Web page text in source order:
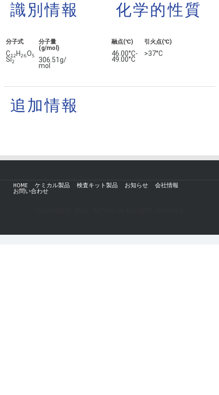
識別情報
分子式
C12 H26O5
Si2
分子量
(g/mol)
306.51g/
mol
化学的性質
融点(℃)
46.00°C-
49.00°C
引火点(℃)
>37°C
追加情報
HOME ケミカル製品 検査キット製品 お知らせ
会社情報
お問い合わせ